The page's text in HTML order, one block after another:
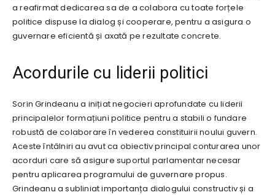
a reafirmat dedicarea sa de a colabora cu toate forțele
politice dispuse la dialog și cooperare, pentru a asigura o
guvernare eficientă și axată pe rezultate concrete.
Acordurile cu liderii politici
Sorin Grindeanu a inițiat negocieri aprofundate cu liderii
principalelor formațiuni politice pentru a stabili o fundare
robustă de colaborare în vederea constituirii noului guvern.
Aceste întâlniri au avut ca obiectiv principal conturarea unor
acorduri care să asigure suportul parlamentar necesar
pentru aplicarea programului de guvernare propus.
Grindeanu a subliniat importanța dialogului constructiv și a